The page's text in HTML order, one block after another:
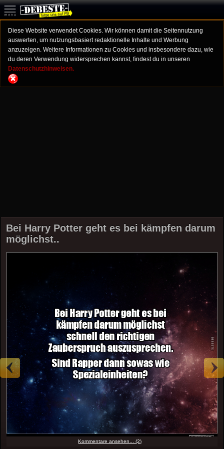
Diese Website verwendet Cookies. Wir können damit die Seitennutzung
auswerten, um nutzungsbasiert redaktionelle Inhalte und Werbung
anzuzeigen. Weitere Informationen zu Cookies und insbesondere dazu, wie
du deren Verwendung widersprechen kannst, findest du in unseren
Datenschutzhinweisen.
Bei Harry Potter geht es bei kämpfen darum
möglichst..
Kommentare ansehen... (2)